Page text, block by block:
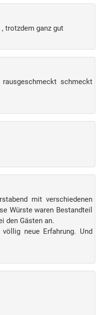
trotzdem ganz gut
schmeckt
mit verschiedenen
Würste waren Bestandteil
den Gästen an.
neue Erfahrung. Und